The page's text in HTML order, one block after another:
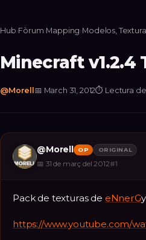
Hub›Fòrum›Mapping›Modelos,
Minecraft v1.2.4
@Morell 📅 March 31, 2012⏱ Lectura de
@Morell OP ORIGINAL
📅 31 de març del 2012#1
Pack de texturas de eNnerG
https://www.youtube.com/